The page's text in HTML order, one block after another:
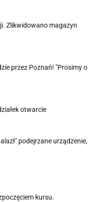
Zlikwidowano magazyn
przez Poznań! "Prosimy o
otwarcie
podejrzane urządzenie,
kursu.